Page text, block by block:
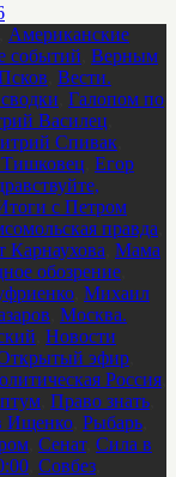
Американские
событий Верным
Вести.
Галопом по
Василец
Спивак
Егор
с Петром
правда
Карнаухова Мама
обозрение
Михаил
Москва.
Новости
эфир
Россия
Право знать
Ищенко Рыбарь
Сенат, Сила в
Совбез